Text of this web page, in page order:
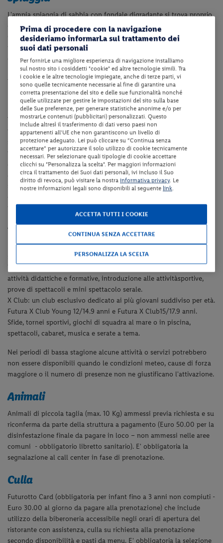
telefono, servizi privati, asciugacapelli. Le camere quadruple sono
dotate di letto a castello. Le camere Classic sono immerse nel
verde o situate vicino ai servizi principali. Le Camere Classic sono
adatte ad ospitare massimo 2 adulti + 1 o 2 bambini fino a 11.9 anni.
Le camere Vista mare sono dotate di aria condizionata, TV,
cassaforte, telefono, servizi privati, asciugacapelli. Le camere
dispongono di vista mare e sono situate nei pressi della
spiaggia.Le Camere Vista mare sono adatte ad ospitare massimo 2
adulti + 1 bambino fino a 11.9 anni.
Spiaggia
L'ampia spiaggia di sabbia con fondale digradante si trova proprio
di fronte alla struttura. Il servizio spiaggia è incluso nella Tessera
Club e include 1 ombrellone e 2 lettini per camera a partire dalla 3°
fila. A disposizione degli ospiti diversamente abili: passerella con
estensione fino a 10 m ca dal mare, 1 sedia Job per facilitare
Tessera Club
Tessera Club obbligatoria (da 3 anni in poi) include l'utilizzo di 2
piscine (di cui una per bambini), solarium con ombrelloni e lettini
secondo disponibilità, utilizzo diurno del campo da tennis, campo
polivalente in erba sintetica, campo bocce, tavolo da Ping-Pong,
animazione diurna e serale con corsi collettivi di tennis,
acquagym, step aerobica, balli di gruppo, tornei sportivi e
sedentari, giochi, cabaret, musica, spettacoli, centro sport acquatici
con canoe, parco giochi per bambini e servizio spiaggia dalla 3°
fila con 1 ombrellone e 2 lettini.
Animazione:
Kids Club 3/6.9 anni: giochi in aree dedicate, in spiaggia, attività
Young Club 7/11.9 anni: giochi, gare, tornei, laboratorio teatrale,
attività didattiche e formative, introduzione alle attivitàsportive,
prove di spettacoli e mini spettacolo serale.
X Club: un club esclusivo dedicato ai più giovani suddiviso per età.
Futura X Club Young 12/14.9 anni e Futura X Club15/17.9 anni.
Sfide, tornei sportivi, giochi di squadra al mare o in piscina,
spettacoli, cabaret, musica e serate a tema.
Nei periodi di bassa stagione alcune attività o servizi potrebbero
non essere disponibili quando le condizioni meteo, cause di forza
maggiore o il numero di presenze non ne giustificano l'attivazione.
Animali
Prima di procedere con la navigazione
desideriamo informarLa sul trattamento dei
suoi dati personali
Per fornirLe una migliore esperienza di navigazione installiamo
sul nostro sito i cosiddetti "cookie" ed altre tecnologie simili. Tra
i cookie e le altre tecnologie impiegate, anche di terze parti, vi
sono quelle tecnicamente necessarie al fine di garantire una
corretta presentazione del sito e delle sue funzionalità nonché
quelle utilizzate per gestire le impostazioni del sito sulla base
delle Sue preferenze, per generare statistiche anonime e/o per
mostrarLe contenuti (pubblicitari) personalizzati. Questo
include altresì il trasferimento di dati verso paesi non
appartenenti all'UE che non garantiscono un livello di
protezione adeguato. Lei può cliccare su “Continua senza
accettare” per autorizzare il solo utilizzo di cookie tecnicamente
necessari. Per selezionare quali tipologie di cookie accettare
clicchi su "Personalizza la scelta". Per maggiori informazioni
circa il trattamento dei Suoi dati personali, ivi incluso il Suo
diritto di revoca, può visitare la nostra informativa privacy. Le
nostre informazioni legali sono disponibili al seguente link.
ACCETTA TUTTI I COOKIE
CONTINUA SENZA ACCETTARE
PERSONALIZZA LA SCELTA